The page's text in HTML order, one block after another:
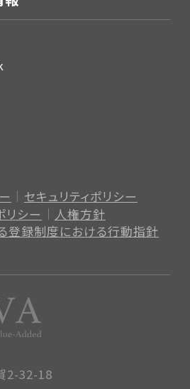
2-32-18
セキュリティポリシー
リシー
人権方針
登録制度における行動指針